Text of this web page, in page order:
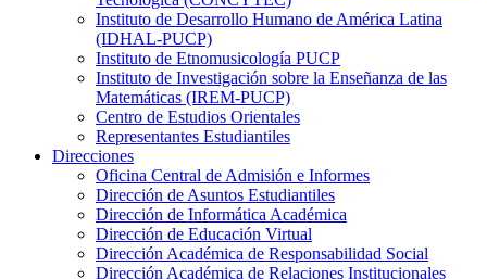
Instituto de Desarrollo Humano de América Latina
(IDHAL-PUCP)
Instituto de Etnomusicología PUCP
Instituto de Investigación sobre la Enseñanza de las
Matemáticas (IREM-PUCP)
Centro de Estudios Orientales
Representantes Estudiantiles
Direcciones
Oficina Central de Admisión e Informes
Dirección de Asuntos Estudiantiles
Dirección de Informática Académica
Dirección de Educación Virtual
Dirección Académica de Responsabilidad Social
Dirección Académica de Relaciones Institucionales